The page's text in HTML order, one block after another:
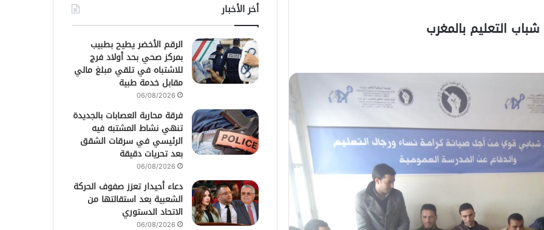
التعليم بالمغرب
أخر الأخبار
الرقم الأخضر يطيح بطبيب
بمركز صحي بحد أولاد فرج
للاشتباه في تلقي مبلغ مالي
مقابل خدمة طبية
06/08/2026
فرقة محاربة العصابات بالجديدة
تنهي نشاط المشتبه فيه
الرئيسي في سرقات الشقق
بعد تحريات دقيقة
06/08/2026
دعاء أحيدار تعزز صفوف الحركة
الشعبية بعد استقالتها من
الاتحاد الدستوري
06/08/2026